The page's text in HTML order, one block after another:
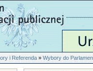
i Referenda»Wybory do